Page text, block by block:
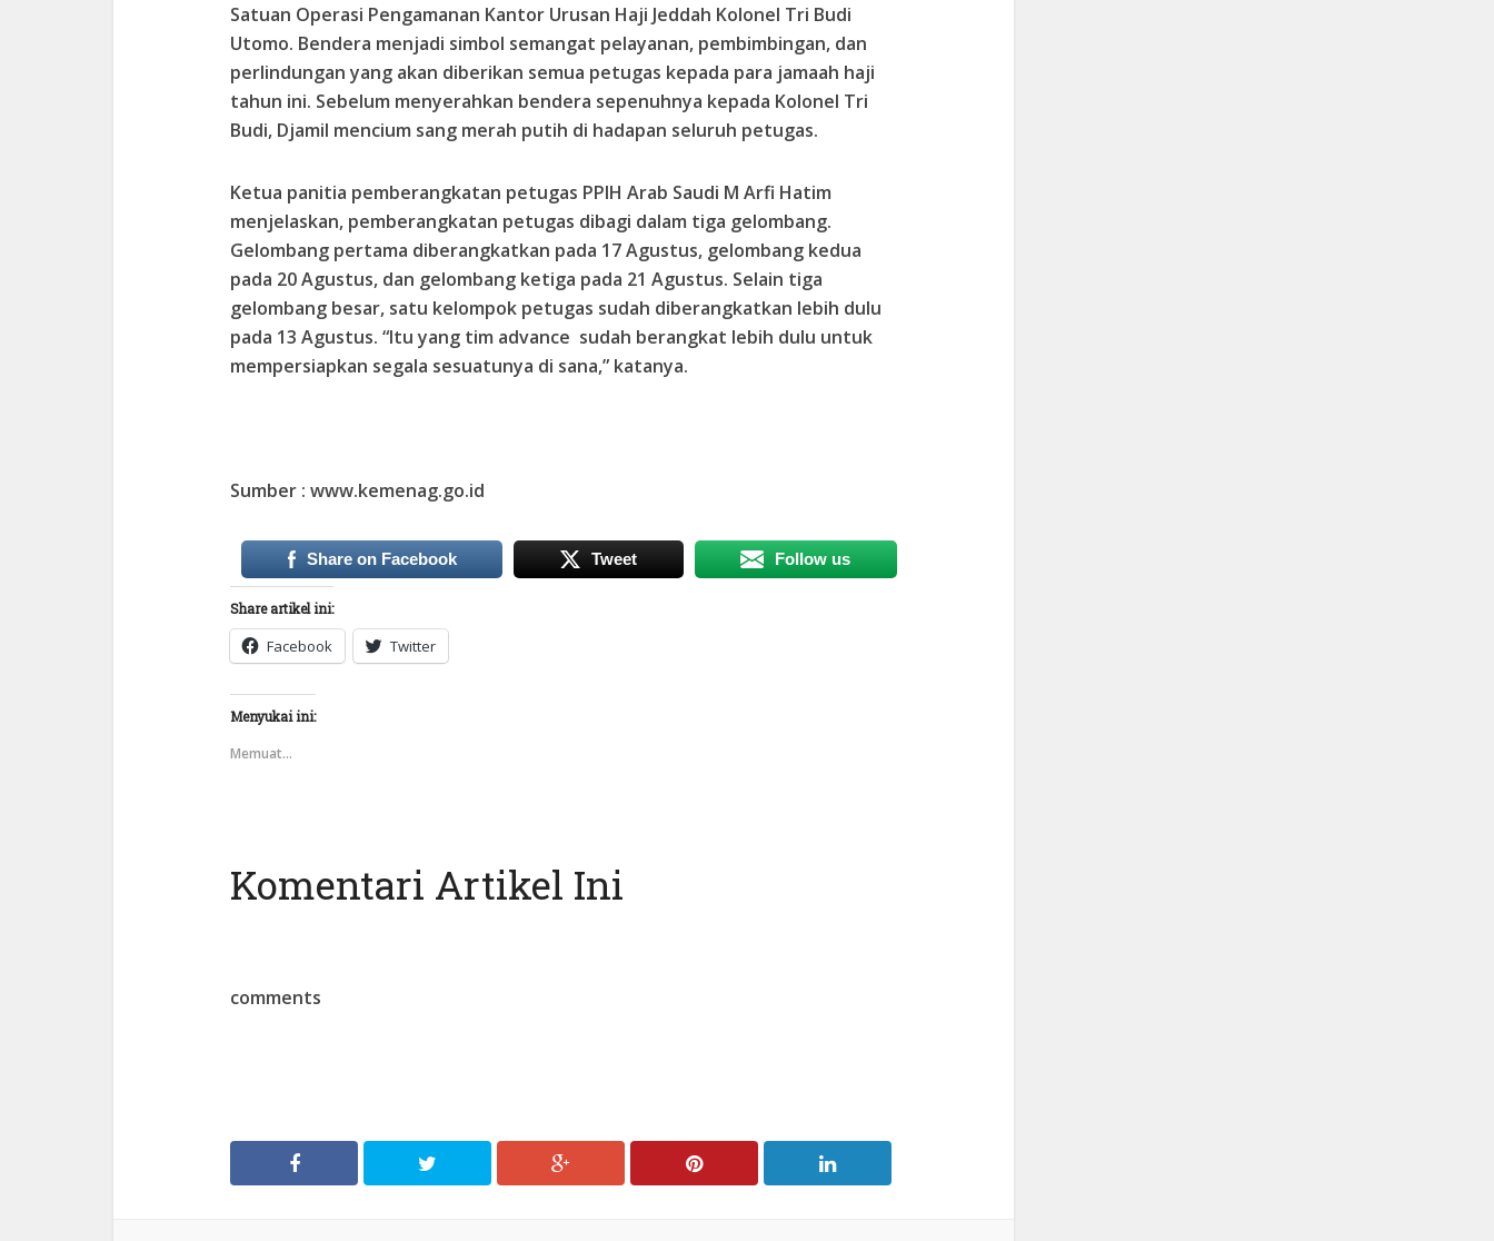
Satuan Operasi Pengamanan Kantor Urusan Haji Jeddah Kolonel Tri Budi
Utomo. Bendera menjadi simbol semangat pelayanan, pembimbingan, dan
perlindungan yang akan diberikan semua petugas kepada para jamaah haji
tahun ini. Sebelum menyerahkan bendera sepenuhnya kepada Kolonel Tri
Budi, Djamil mencium sang merah putih di hadapan seluruh petugas.
Ketua panitia pemberangkatan petugas PPIH Arab Saudi M Arfi Hatim
menjelaskan, pemberangkatan petugas dibagi dalam tiga gelombang.
Gelombang pertama diberangkatkan pada 17 Agustus, gelombang kedua
pada 20 Agustus, dan gelombang ketiga pada 21 Agustus. Selain tiga
gelombang besar, satu kelompok petugas sudah diberangkatkan lebih dulu
pada 13 Agustus. “Itu yang tim advance sudah berangkat lebih dulu untuk
mempersiapkan segala sesuatunya di sana,” katanya.
Sumber : www.kemenag.go.id
Share on Facebook Tweet Follow us
Share artikel ini:
Facebook Twitter
Menyukai ini:
Memuat...
Komentari Artikel Ini
comments